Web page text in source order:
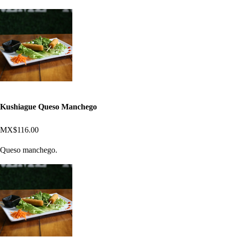
Kushiague Queso Manchego
MX$116.00
Queso manchego.